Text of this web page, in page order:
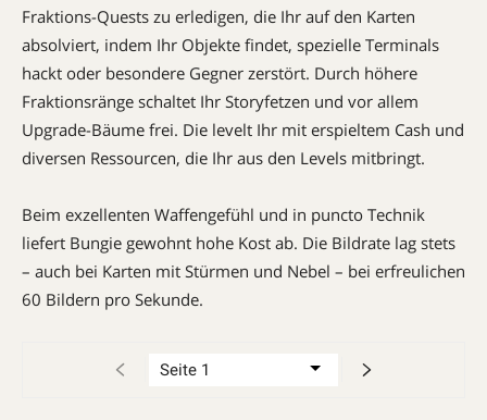
Fraktions-Quests zu erledigen, die Ihr auf den Karten
absolviert, indem Ihr Objekte findet, spezielle Terminals
hackt oder besondere Gegner zerstört. Durch höhere
Fraktionsränge schaltet Ihr Storyfetzen und vor allem
Upgrade-Bäume frei. Die levelt Ihr mit erspieltem Cash und
diversen Ressourcen, die Ihr aus den Levels mitbringt.
Beim exzellenten Waffengefühl und in puncto Technik
liefert Bungie gewohnt hohe Kost ab. Die Bildrate lag stets
– auch bei Karten mit Stürmen und Nebel – bei erfreulichen
60 Bildern pro ­Sekunde.